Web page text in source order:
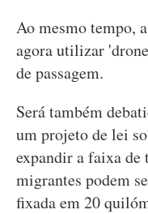
Ao mesmo tempo,
agora utilizar
de passagem.
Será também
um projeto de lei
expandir a faixa
migrantes podem
fixada em 20